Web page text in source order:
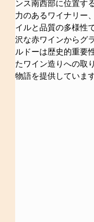
ンス南西部に位置す
力のあるワイナリー
イルと品質の多様性
沢な赤ワインからグ
ルドーは歴史的重要
たワイン造りへの取
物語を提供しています